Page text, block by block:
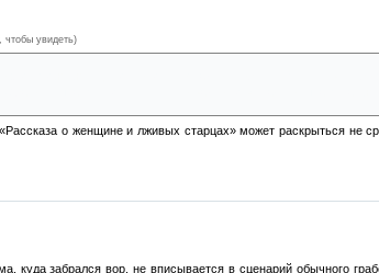
чтобы увидеть)
о женщине и лживых старцах» может раскрыться не
куда забрался вор, не вписывается в сценарий обычного